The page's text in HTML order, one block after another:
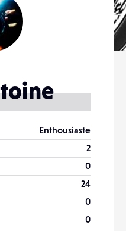
Enthousiaste
2
0
24
0
0